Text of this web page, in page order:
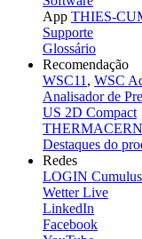
App THIES-
Supporte
Glossário
Recomendação
WSC11 , WSC
Analisador de
US 2D Compact
THERMACERN
Destaques do
Redes
LOGIN
Wetter Live
LinkedIn
Facebook